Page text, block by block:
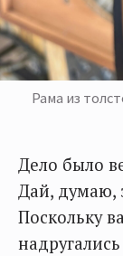
Рама из
Дело было
Дай, думаю,
Поскольку